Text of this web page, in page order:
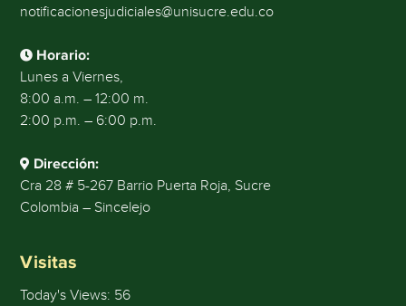
notificacionesjudiciales@unisucre.edu.co
Horario:
Lunes a Viernes,
8:00 a.m. – 12:00 m.
2:00 p.m. – 6:00 p.m.
Dirección:
Cra 28 # 5-267 Barrio Puerta Roja, Sucre
Colombia – Sincelejo
Visitas
Today's Views: 56